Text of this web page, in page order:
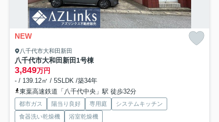
NEW
八千代市大和田新田
八千代市大和田新田 1号棟
3,849万円
- / 139.12㎡ / 5SLDK /築34年
東葉高速鉄道「八千代中央」駅 徒歩32分
都市ガス 陽当り良好 専用庭
システムキッチン
食器洗い乾燥機
浴室乾燥機